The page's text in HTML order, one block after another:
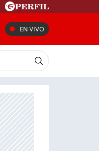
EN VIVO